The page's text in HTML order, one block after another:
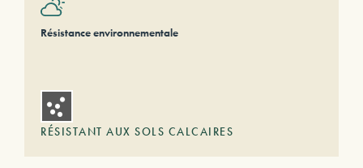
Résistance environnementale
RÉSISTANT AUX SOLS CALCAIRES